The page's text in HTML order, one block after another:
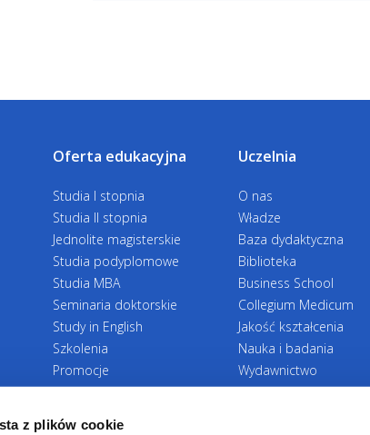
z plików cookie
Oferta edukacyjna
Studia I stopnia
Studia II stopnia
Jednolite magisterskie
Studia podyplomowe
Studia MBA
Seminaria doktorskie
Study in English
Szkolenia
Promocje
Zasady rekrutacji
Uczelnia
O nas
Władze
Baza dydaktyczna
Biblioteka
Business School
Collegium Medicum
Jakość kształcenia
Nauka i badania
Wydawnictwo
Zrównoważony rozwój